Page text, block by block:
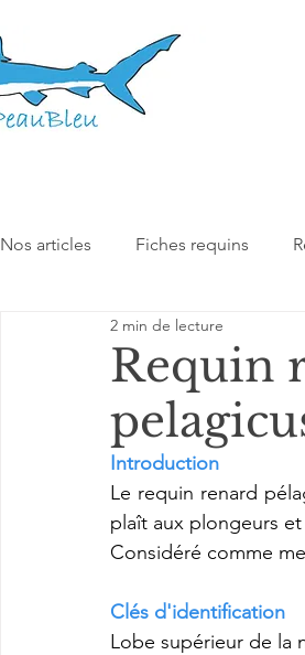
Nos articles Fiches requins
Nos autres articles
Requin
2 min de lecture
Introduction
Le requin renard
plaît aux plongeurs
Considéré comme
Clés d'identification
Lobe supérieur de la